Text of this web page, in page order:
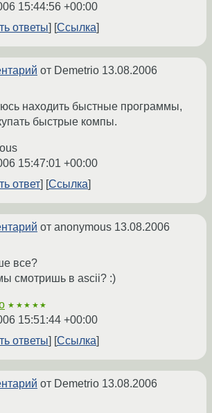
15:44:56 +00:00
ответы
Ссылка
от Demetrio 13.08.2006
находить быстные программы,
быстрые компы.
15:47:01 +00:00
ответ
Ссылка
от anonymous 13.08.2006
все?
смотришь в ascii? :)
★★★★★
15:51:44 +00:00
ответы
Ссылка
от Demetrio 13.08.2006